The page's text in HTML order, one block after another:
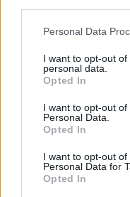
Personal Data
I want to opt-out
personal data.
Opted In
I want to opt-out
Personal Data.
Opted In
I want to opt-out
Personal Data for
Opted In
PSD
AUR
UDMR
PMP (Tomac)
Forța Dreptei (L.
REPER
SENS